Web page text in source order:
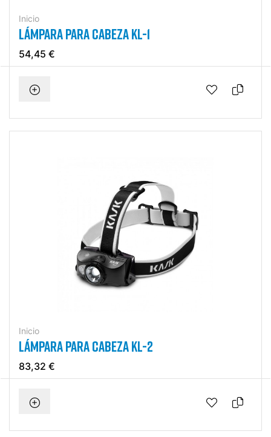
Inicio
LÁMPARA PARA CABEZA KL-1
54,45 €
Inicio
LÁMPARA PARA CABEZA KL-2
83,32 €